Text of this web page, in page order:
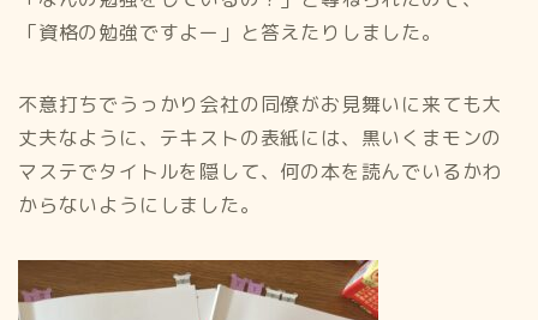
「資格の勉強ですよー」と答えたりしました。
不意打ちでうっかり会社の同僚がお見舞いに来ても大
丈夫なように、テキストの表紙には、黒いくまモンの
マステでタイトルを隠して、何の本を読んでいるかわ
からないようにしました。